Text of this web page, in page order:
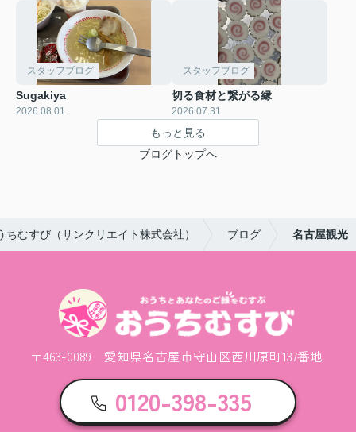
スタッフブログ
Sugakiya
2026.08.01
スタッフブログ
切る食材と繋がる縁
2026.07.31
もっと見る
ブログトップへ
むすび（サンクリエイト株式会社） ブログ 名古屋観光
〒463-0089 愛知県名古屋市守山区西川原町137番地
0120-398-335